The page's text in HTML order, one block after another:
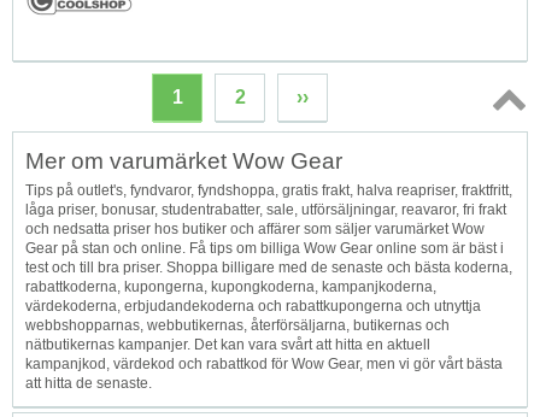
1 2 ››
Topp
Mer om varumärket Wow Gear
Tips på outlet's, fyndvaror, fyndshoppa, gratis frakt, halva reapriser, fraktfritt,
låga priser, bonusar, studentrabatter, sale, utförsäljningar, reavaror, fri frakt
och nedsatta priser hos butiker och affärer som säljer varumärket Wow
Gear på stan och online. Få tips om billiga Wow Gear online som är bäst i
test och till bra priser. Shoppa billigare med de senaste och bästa koderna,
rabattkoderna, kupongerna, kupongkoderna, kampanjkoderna,
värdekoderna, erbjudandekoderna och rabattkupongerna och utnyttja
webbshopparnas, webbutikernas, återförsäljarna, butikernas och
nätbutikernas kampanjer. Det kan vara svårt att hitta en aktuell
kampanjkod, värdekod och rabattkod för Wow Gear, men vi gör vårt bästa
att hitta de senaste.